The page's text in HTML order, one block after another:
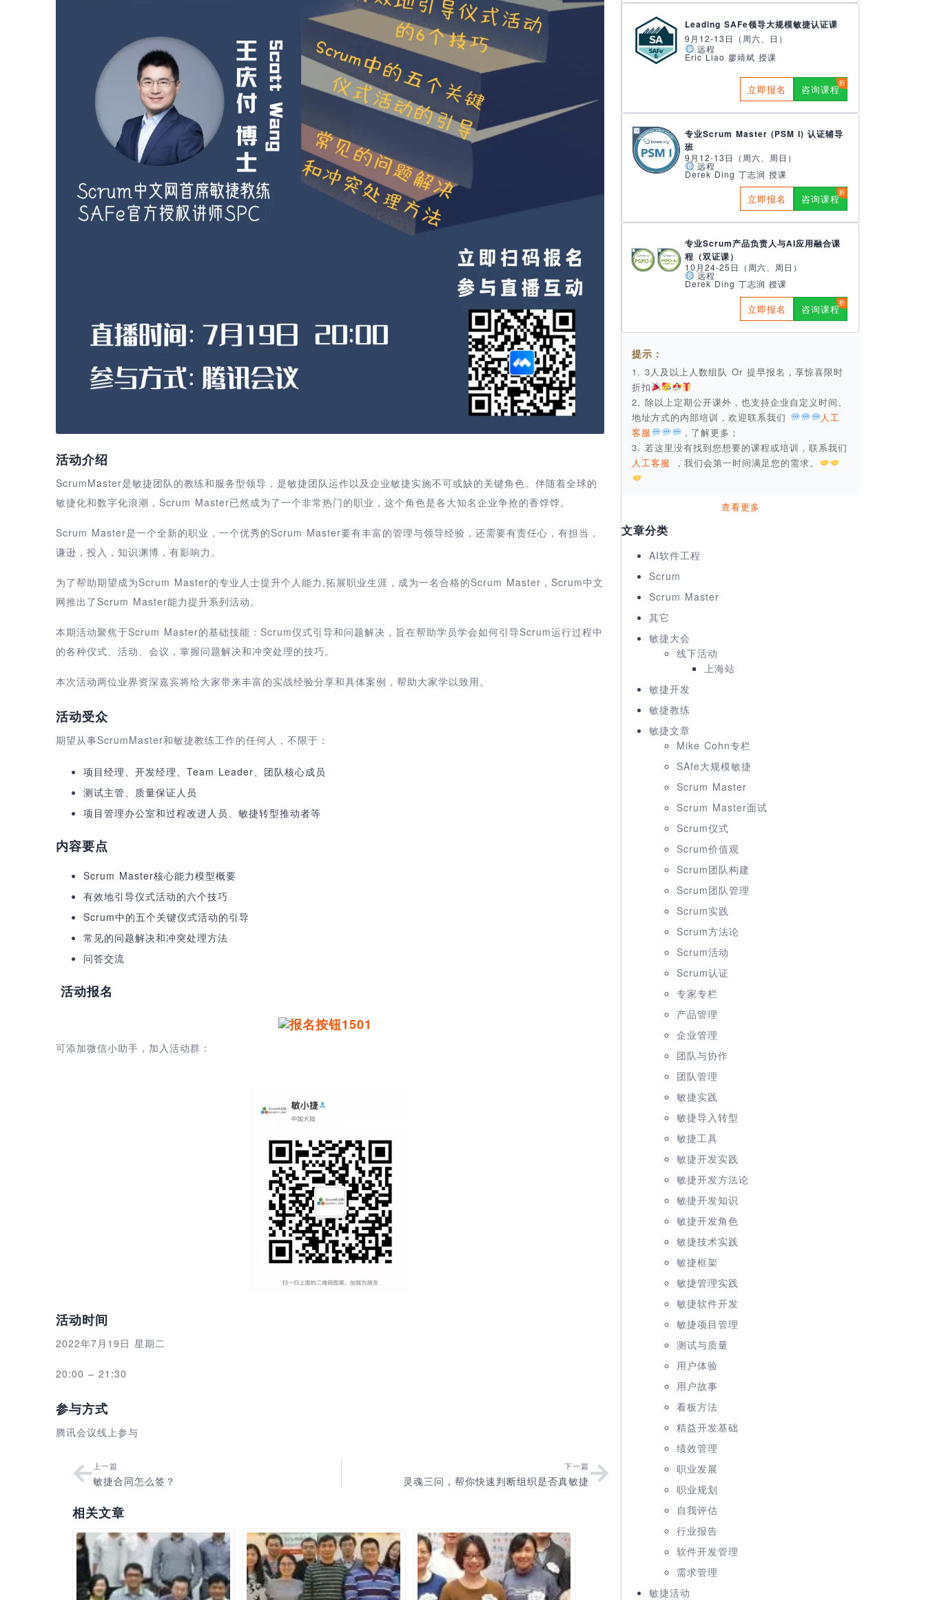
活动介绍
ScrumMaster是敏捷团队的教练和服务型领导，是敏捷团队运作以及企业敏捷实施不可或缺的关键角色。伴随着全球的
敏捷化和数字化浪潮，Scrum Master已然成为了一个非常热门的职业，这个角色是各大知名企业争抢的香饽饽。
Scrum Master是一个全新的职业，一个优秀的Scrum Master要有丰富的管理与领导经验，还需要有责任心，有担当，
谦逊，投入，知识渊博，有影响力。
为了帮助期望成为Scrum Master的专业人士提升个人能力,拓展职业生涯，成为一名合格的Scrum Master，Scrum中文
网推出了Scrum Master能力提升系列活动。
本期活动聚焦于Scrum Master的基础技能：Scrum仪式引导和问题解决，旨在帮助学员学会如何引导Scrum运行过程中
的各种仪式、活动、会议，掌握问题解决和冲突处理的技巧。
本次活动两位业界资深嘉宾将给大家带来丰富的实战经验分享和具体案例，帮助大家学以致用。
活动受众
期望从事ScrumMaster和敏捷教练工作的任何人，不限于：
项目经理、开发经理、Team Leader、团队核心成员
测试主管、质量保证人员
项目管理办公室和过程改进人员、敏捷转型推动者等
内容要点
Scrum Master核心能力模型概要
有效地引导仪式活动的六个技巧
Scrum中的五个关键仪式活动的引导
常见的问题解决和冲突处理方法
问答交流
活动报名
可添加微信小助手，加入活动群：
活动时间
2022年7月19日 星期二
20:00 – 21:30
参与方式
腾讯会议线上参与
上一篇
敏捷合同怎么签？
下一篇
灵魂三问，帮你快速判断组织是否真敏捷
相关文章
Leading SAFe领导大规模敏捷认证课
9月12-13日（周六、日）
远程
Eric Liao 廖靖斌 授课
立即报名 咨询课程
专业Scrum Master (PSM I) 认证辅导
班
9月12-13日（周六、周日）
远程
Derek Ding 丁志润 授课
立即报名 咨询课程
专业Scrum产品负责人与AI应用融合课
程（双证课）
10月24-25日（周六、周日）
远程
Derek Ding 丁志润 授课
立即报名 咨询课程
提示：
1. 3人及以上人数组队 Or 提早报名，享惊喜限时
折扣
2. 除以上定期公开课外，也支持企业自定义时间、
地址方式的内部培训，欢迎联系我们
人工
客服
，了解更多；
3. 若这里没有找到您想要的课程或培训，联系我们
人工客服
，我们会第一时间满足您的需求。
查看更多
文章分类
AI软件工程
Scrum
Scrum Master
其它
敏捷大会
线下活动
上海站
敏捷开发
敏捷教练
敏捷文章
Mike Cohn专栏
SAfe大规模敏捷
Scrum Master
Scrum Master面试
Scrum仪式
Scrum价值观
Scrum团队构建
Scrum团队管理
Scrum实践
Scrum方法论
Scrum活动
Scrum认证
专家专栏
产品管理
企业管理
团队与协作
团队管理
敏捷实践
敏捷导入转型
敏捷工具
敏捷开发实践
敏捷开发方法论
敏捷开发知识
敏捷开发角色
敏捷技术实践
敏捷框架
敏捷管理实践
敏捷软件开发
敏捷项目管理
测试与质量
用户体验
用户故事
看板方法
精益开发基础
绩效管理
职业发展
职业规划
自我评估
行业报告
软件开发管理
需求管理
敏捷活动